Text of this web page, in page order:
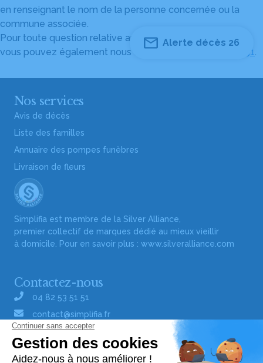
en renseignant le nom de la personne concernée ou la
commune associée.
Pour toute question relative au fonctionnement du site,
vous pouvez également nous contacter au
04 82 53 51 51.
Alerte décès 26
Nos services
Avis de décès
Liste des familles
Annuaire des pompes funèbres
Livraison de fleurs
Simplifia est membre de la Silver Alliance,
premier collectif de marques dédié au mieux vieillir
à domicile. Pour en savoir plus : www.silveralliance.com
Contactez-nous
04 82 53 51 51
contact@simplifia.fr
Réseaux sociaux